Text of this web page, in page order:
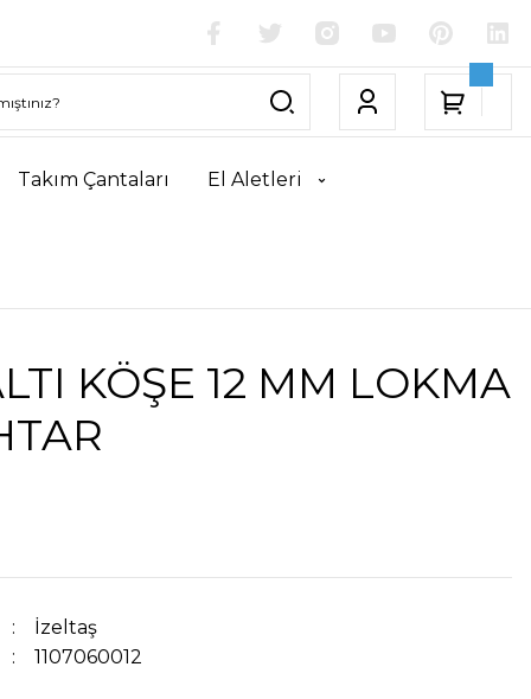
Takım Çantaları El Aletleri
KÖŞE 12 MM LOKMA
İzeltaş
1107060012